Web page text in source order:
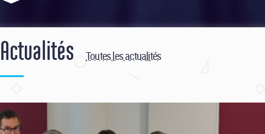
Actualités Toutes les actualités